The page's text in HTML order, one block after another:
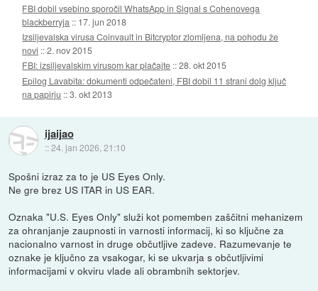
FBI dobil vsebino sporočil WhatsApp in Signal s Cohenovega
blackberryja :: 17. jun 2018
Izsiljevalska virusa Coinvault in Bitcryptor zlomljena, na pohodu že
novi ::2. nov 2015
FBI: izsiljevalskim virusom kar plačajte ::28. okt 2015
Epilog Lavabita: dokumenti odpečateni, FBI dobil 11 strani dolg ključ
na papirju ::3. okt 2013
ijaijao
::24. jan 2026, 21:10
Spošni izraz za to je US Eyes Only.
Ne gre brez US ITAR in US EAR.
Oznaka "U.S. Eyes Only" služi kot pomemben zaščitni mehanizem
za ohranjanje zaupnosti in varnosti informacij, ki so ključne za
nacionalno varnost in druge občutljive zadeve. Razumevanje te
oznake je ključno za vsakogar, ki se ukvarja s občutljivimi
informacijami v okviru vlade ali obrambnih sektorjev.